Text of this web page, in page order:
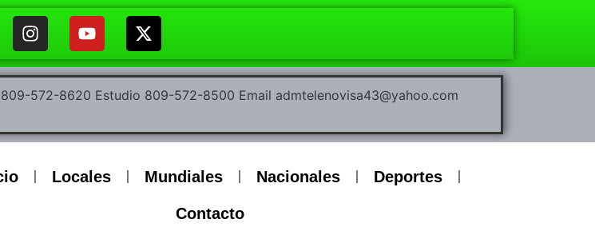
572-8620 Estudio 809-572-8500 Email admtelenovisa43@yahoo.com
Locales Mundiales Nacionales Deportes
Contacto